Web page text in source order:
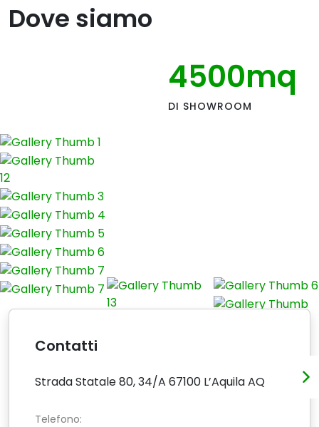
Dove siamo
4500mq
DI SHOWROOM
Contatti
Strada Statale 80, 34/A 67100 L’Aquila AQ
Telefono: